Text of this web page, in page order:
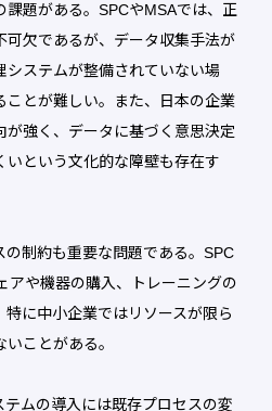
題がある。SPCやMSAでは、正
可欠であるが、データ収集手法が
ステムが整備されていない場
ことが難しい。また、日本の企業
が強く、データに基づく意思決定
いという文化的な障壁も存在す
制約も重要な問題である。SPC
アや機器の購入、トレーニングの
に中小企業ではリソースが限ら
ことがある。
ムの導入には既存プロセスの変